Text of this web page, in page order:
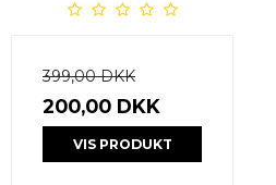
399,00 DKK
200,00 DKK
VIS PRODUKT